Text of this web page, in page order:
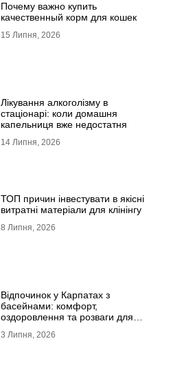
Почему важно купить
качественный корм для кошек
15 Липня, 2026
Лікування алкоголізму в
стаціонарі: коли домашня
капельниця вже недостатня
14 Липня, 2026
ТОП причин інвестувати в якісні
витратні матеріали для клінінгу
8 Липня, 2026
Відпочинок у Карпатах з
басейнами: комфорт,
оздоровлення та розваги для
3 Липня, 2026